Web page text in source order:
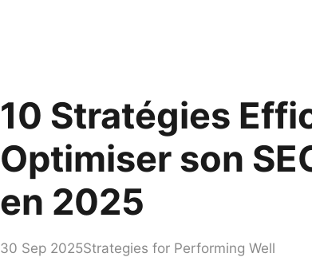
10 Stratégies
Optimiser son
en 2025
30 Sep 2025Strategies for Performing Well